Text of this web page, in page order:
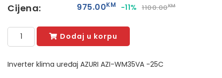
Cijena: 975.00KM -11% 1100.00KM
Dodaj u korpu
Inverter klima uređaj AZURI AZI-WM35VA -25C